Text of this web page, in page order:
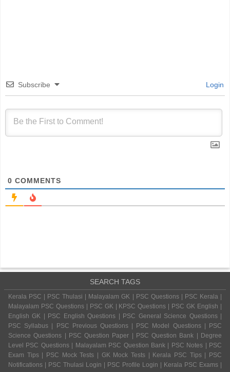
Subscribe Login
0 COMMENTS
SEARCH TAGS
Kerala PSC | PSC Thulasi | Malayalam GK | PSC Questions | PSC Kerala |
Malayalam PSC Questions | PSC GK | KPSC Questions | PSC GK English |
English GK | PSC English Questions | PSC General Science Questions |
PSC Syllabus | PSC Previous Questions | PSC Model Questions | PSC
Science Questions | PSC Question Paper | PSC Question Bank | Degree
Level PSC Questions | Malayalam PSC Question Bank | PSC Notes | PSC
Exam Tips | PSC Mock Tests | GK Mock Tests | Kerala PSC Tips | PSC
Notifications | PSC Thulasi Login | PSC Profile Login | Kerala PSC Exams |